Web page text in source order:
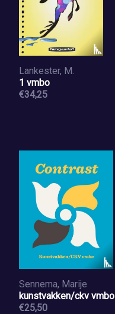
Lankester, M.
1 vmbo
€34,25
Sennema, Marije
kunstvakken/ckv vmbo
€25,50